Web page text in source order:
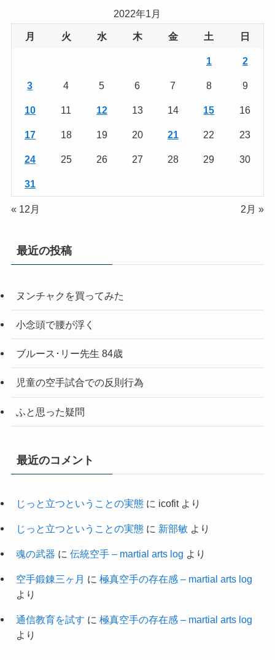
2022年1月
月 火 水 木 金 土 日
1 2
3 4 5 6 7 8 9
10 11 12 13 14 15 16
17 18 19 20 21 22 23
24 25 26 27 28 29 30
31
« 12月 2月 »
最近の投稿
ヌンチャクを買ってみた
小念頭で腰が浮く
ブルース･リー先生 84歳
児童の空手試合での反則行為
ふと思った疑問
最近のコメント
じっと立つということの実態に icofitより
じっと立つということの実態に 新部敏 より
魂の武器 に 伝統空手 – martial arts log より
空手鍛錬三ヶ月 に 極真空手の存在感 – martial arts log
より
通信教育を試す に 極真空手の存在感 – martial arts log
より